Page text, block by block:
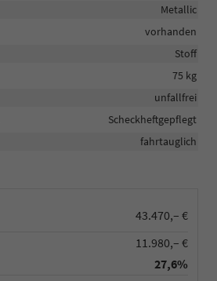
43.470,– €
11.980,– €
27,6%
Metallic
vorhanden
Stoff
75 kg
unfallfrei
Scheckheftgepflegt
fahrtauglich